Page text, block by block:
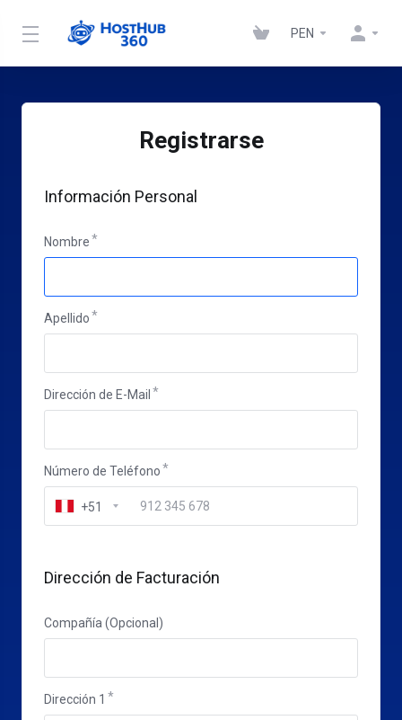
PEN
Registrarse
Información Personal
Nombre
Apellido
Dirección de E-Mail
Número de Teléfono
+51
Dirección de Facturación
Compañía (Opcional)
Dirección 1